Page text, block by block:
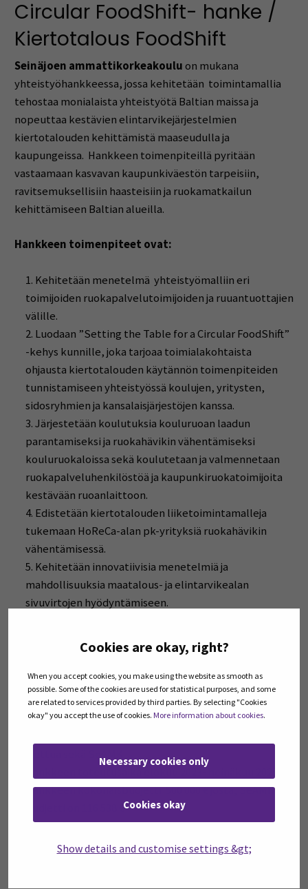
Cookies are okay, right?
When you accept cookies, you make using the website as smooth as
possible. Some of the cookies are used for statistical purposes, and some
are related to services provided by third parties. By selecting "Cookies
okay" you accept the use of cookies. More information about cookies.
Necessary cookies only
Cookies okay
Show details and customise settings &gt;
Circular FoodShift- hanke /
Kiertotalous FoodShift
Seinäjoen ammattikorkeakouluon mukana
yhteistyöhankkeessa, jossa kehitetään toimintamallia
tehostaa monialaista yhteistyötä Baltian maissa ja
nopeuttaa kestävien elintarvikejärjestelmien
kiertotalouden kehittämistä maaseudulla ja
kaupungeissa. Hankkeen toimenpiteillä pyritään
vastaamaan kasvavan kaupunkiväestön tarpeisiin,
ravitsemuksellisiin haasteisiin ja ruokamatkailun
kehittämiseen Baltian alueilla.
Hankkeen toimenpiteet ovat:
Kehitetään menetelmä yhteistyömalliin eri
toimijoiden ruokapalvelutoimijoiden ja ruuantuottajien
välille.
Luodaan ”Setting the Table for a Circular FoodShift”
-kehys kunnille, joka tarjoaa toimialakohtaista
ohjausta kiertotalouden käytännön toimenpiteiden
tunnistamiseen yhteistyössä koulujen, yritysten,
sidosryhmien ja kansalaisjärjestöjen kanssa.
Järjestetään koulutuksia kouluruoan laadun
parantamiseksi ja ruokahävikin vähentämiseksi
kouluruokaloissa sekä koulutetaan ja valmennetaan
ruokapalveluhenkilöstöä ja kaupunkiruokatoimijoita
kestävään ruoanlaittoon.
Edistetään kiertotalouden liiketoimintamalleja
tukemaan HoReCa-alan pk-yrityksiä ruokahävikin
vähentämisessä.
Kehitetään innovatiivisia menetelmiä ja
mahdollisuuksia maatalous- ja elintarvikealan
sivuvirtojen hyödyntämiseen.
Hanketiedot:
Hankkeen toteutusaika elokuu 2023- heinäkuu 2025
Hankkeen kokonaisbudjetti 500 000 € josta,SeAMKin
€
Hanketta rahoitetaan Interreg Baltic Sean Regioin -
rahastosta